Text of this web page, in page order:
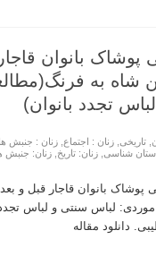
پوشاک بانوان
شاه به
تجدد بانوان)
,تاریخی ,زنان : اجتماع ,زنان : جنبش ها
شناسی ,زنان: تاریخ ,زنان: جنبش
پوشاک بانوان قاجار قبل و
لباس سنتی و لباس تجدد
دانلود مقاله